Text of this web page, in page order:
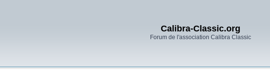
Calibra-Classic.org
Forum de l'association Calibra Classic